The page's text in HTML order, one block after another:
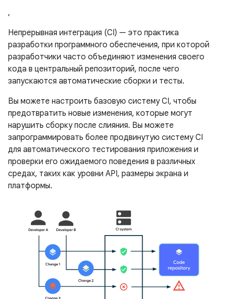
,
Непрерывная интеграция (CI) — это практика
разработки программного обеспечения, при которой
разработчики часто объединяют изменения своего
кода в центральный репозиторий, после чего
запускаются автоматические сборки и тесты.
Вы можете настроить базовую систему CI, чтобы
предотвратить новые изменения, которые могут
нарушить сборку после слияния. Вы можете
запрограммировать более продвинутую систему CI
для автоматического тестирования приложения и
проверки его ожидаемого поведения в различных
средах, таких как уровни API, размеры экрана и
платформы.